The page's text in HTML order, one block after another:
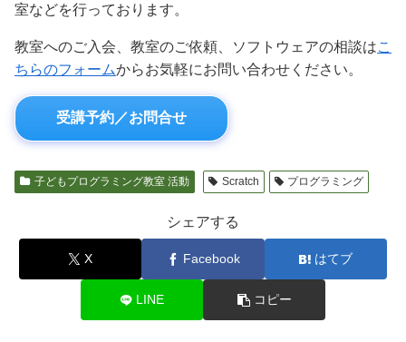
室などを行っております。
教室へのご入会、教室のご依頼、ソフトウェアの相談はこ
ちらのフォームからお気軽にお問い合わせください。
受講予約／お問合せ
子どもプログラミング教室 活動 Scratch プログラミング
シェアする
X Facebook はてブ
LINE コピー